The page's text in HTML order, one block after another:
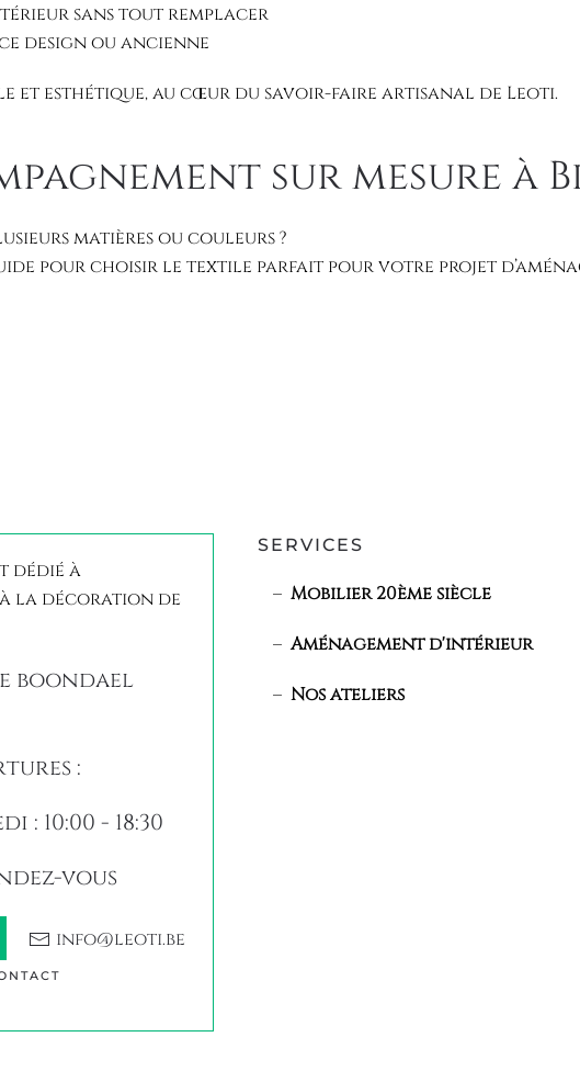
sans tout remplacer
design ou ancienne
et esthétique, au cœur du savoir-faire artisanal de Leoti.
sur mesure à
matières ou couleurs ?
pour choisir le textile parfait pour votre projet
boondael
:
: 10:00 - 18:30
vous
info@leoti.be
SERVICES
Mobilier 20ème siècle
Aménagement d'intérieur
Nos ateliers